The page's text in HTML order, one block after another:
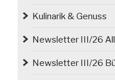
Kulinarik & Genuss
Newsletter III/26
Newsletter III/26